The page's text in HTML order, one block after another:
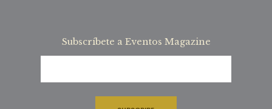
Subscríbete a Eventos Magazine